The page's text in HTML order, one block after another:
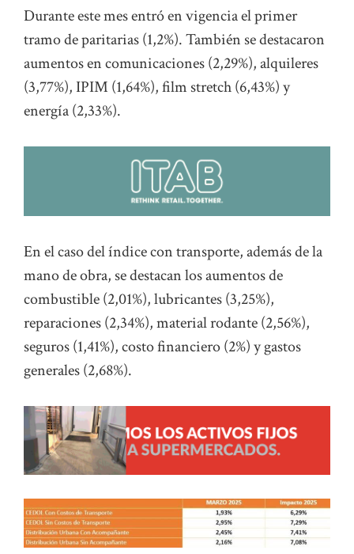
Durante este mes entró en vigencia el primer
tramo de paritarias (1,2%). También se destacaron
aumentos en comunicaciones (2,29%), alquileres
(3,77%), IPIM (1,64%), film stretch (6,43%) y
energía (2,33%).
En el caso del índice con transporte, además de la
mano de obra, se destacan los aumentos de
combustible (2,01%), lubricantes (3,25%),
reparaciones (2,34%), material rodante (2,56%),
seguros (1,41%), costo financiero (2%) y gastos
generales (2,68%).